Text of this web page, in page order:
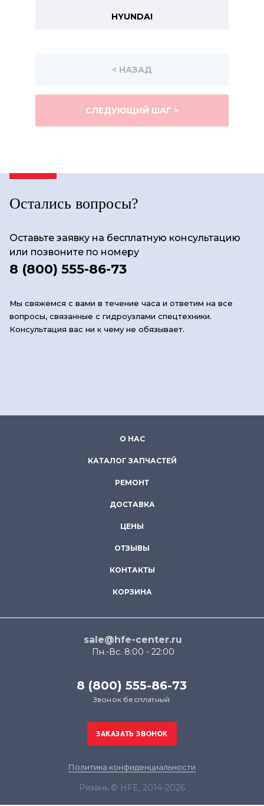
HYUNDAI
< НАЗАД
СЛЕДУЮЩИЙ ШАГ >
Остались вопросы?
Оставьте заявку на бесплатную консультацию
или позвоните по номеру
8 (800) 555-86-73
Мы свяжемся с вами в течение часа и ответим на все
вопросы, связанные с гидроузлами спецтехники.
Консультация вас ни к чему не обязывает.
О НАС
КАТАЛОГ ЗАПЧАСТЕЙ
РЕМОНТ
ДОСТАВКА
ЦЕНЫ
ОТЗЫВЫ
КОНТАКТЫ
КОРЗИНА
sale@hfe-center.ru
Пн.-Вс. 8:00 - 22:00
8 (800) 555-86-73
Звонок бесплатный
Политика конфиденциальности
Рязань © HFE, 2014-2026